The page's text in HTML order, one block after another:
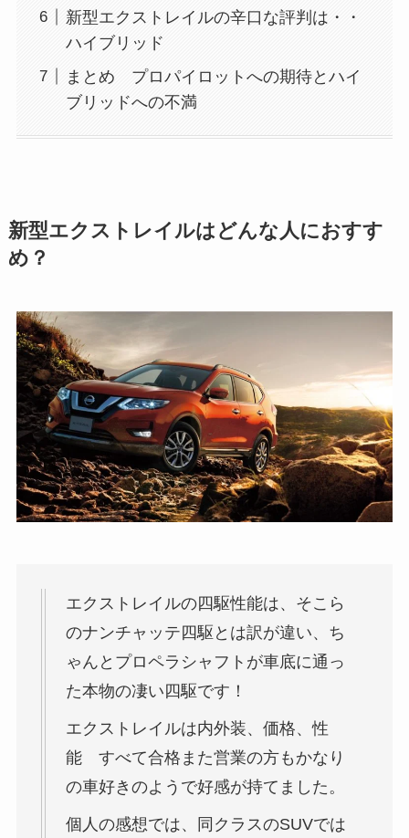
新型エクストレイルの辛口な評判は・・
ハイブリッド
まとめ プロパイロットへの期待とハイ
ブリッドへの不満
新型エクストレイルはどんな人におすす
め？
エクストレイルの四駆性能は、そこら
のナンチャッテ四駆とは訳が違い、ち
ゃんとプロペラシャフトが車底に通っ
た本物の凄い四駆です！
エクストレイルは内外装、価格、性
能 すべて合格また営業の方もかなり
の車好きのようで好感が持てました。
個人の感想では、同クラスのSUVでは